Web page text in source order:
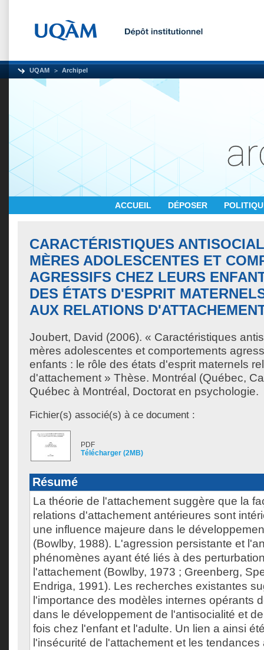
UQAM Archipel
ACCUEIL DÉPOSER
CARACTÉRISTIQUES
MÈRES ADOLESCENTES ET
AGRESSIFS CHEZ LEURS
DES ÉTATS D'ESPRIT
AUX RELATIONS
Joubert, David (2006). « Caractéristiques
mères adolescentes et comportements
enfants : le rôle des états d'esprit maternels
d'attachement » Thèse. Montréal (Québec,
Québec à Montréal, Doctorat en psychologie.
Fichier(s) associé(s) à ce document :
PDF
Télécharger (2MB)
Résumé
La théorie de l'attachement suggère que la
relations d'attachement antérieures sont
une influence majeure dans le
(Bowlby, 1988). L'agression persistante et
phénomènes ayant été liés à des
l'attachement (Bowlby, 1973 ; Greenberg,
Endriga, 1991). Les recherches existantes
l'importance des modèles internes opérants
dans le développement de l'antisocialité et
fois chez l'enfant et l'adulte. Un lien a ainsi
l'insécurité de l'attachement et les